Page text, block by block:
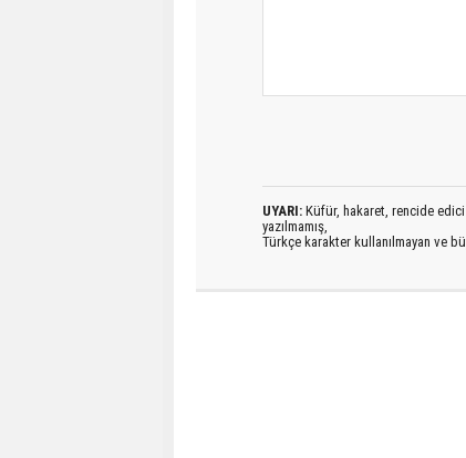
UYARI: Küfür, hakaret, rencide
yazılmamış,
Türkçe karakter kullanılmayan ve